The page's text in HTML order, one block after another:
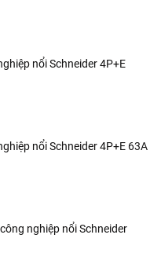
nổi Schneider 4P+E
nổi Schneider 4P+E 63A
nghiệp nổi Schneider